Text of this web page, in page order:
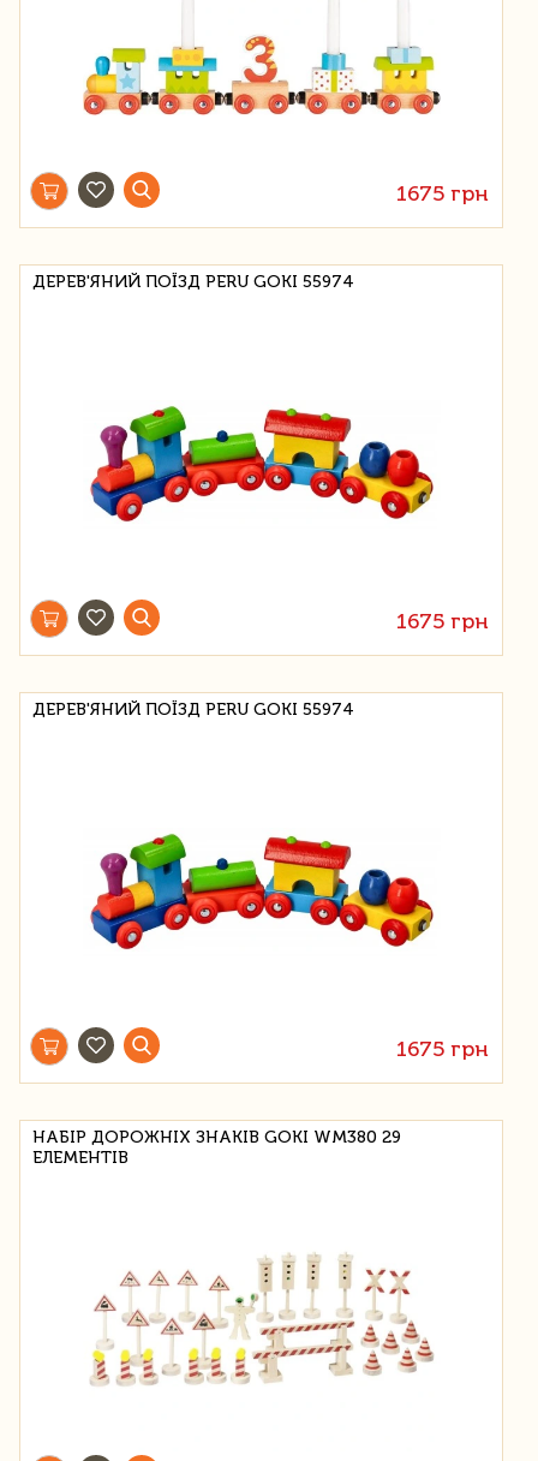
1675 грн
ДЕРЕВ'ЯНИЙ ПОЇЗД PERU GOKI 55974
1675 грн
ДЕРЕВ'ЯНИЙ ПОЇЗД PERU GOKI 55974
1675 грн
НАБІР ДОРОЖНІХ ЗНАКІВ GOKI WM380 29
ЕЛЕМЕНТІВ